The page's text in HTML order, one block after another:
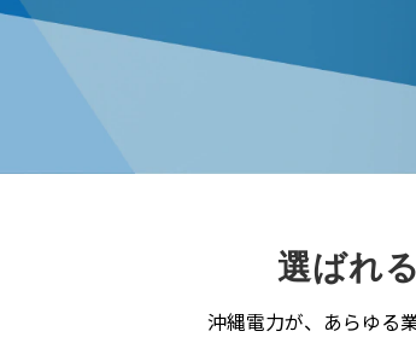
選ばれ
沖縄電力が、あらゆる